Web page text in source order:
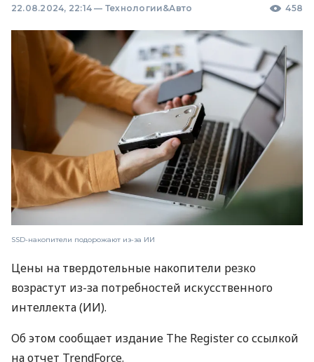
22.08.2024, 22:14 — Технологии&Авто 458
SSD-накопители подорожают из-за ИИ
Цены на твердотельные накопители резко
возрастут из-за потребностей искусственного
интеллекта (ИИ).
Об этом сообщает издание The Register со ссылкой
на отчет TrendForce.